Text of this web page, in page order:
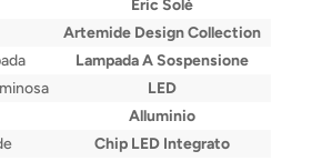
Eric Solè
Artemide Design Collection
Lampada A Sospensione
LED
Alluminio
Chip LED Integrato